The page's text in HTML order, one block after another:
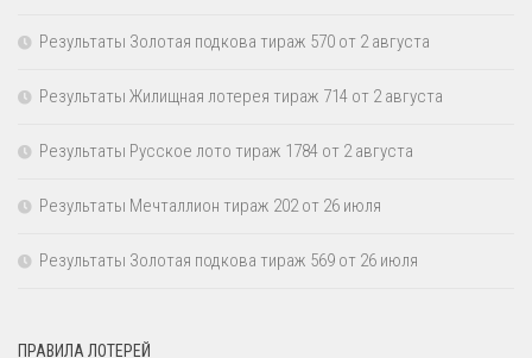
Результаты Золотая подкова тираж 570 от 2 августа
Результаты Жилищная лотерея тираж 714 от 2 августа
Результаты Русское лото тираж 1784 от 2 августа
Результаты Мечталлион тираж 202 от 26 июля
Результаты Золотая подкова тираж 569 от 26 июля
ПРАВИЛА ЛОТЕРЕЙ